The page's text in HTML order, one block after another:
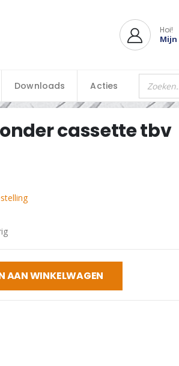
Hoi!
Downloads Acties
cassette tbv
AAN WINKELWAGEN